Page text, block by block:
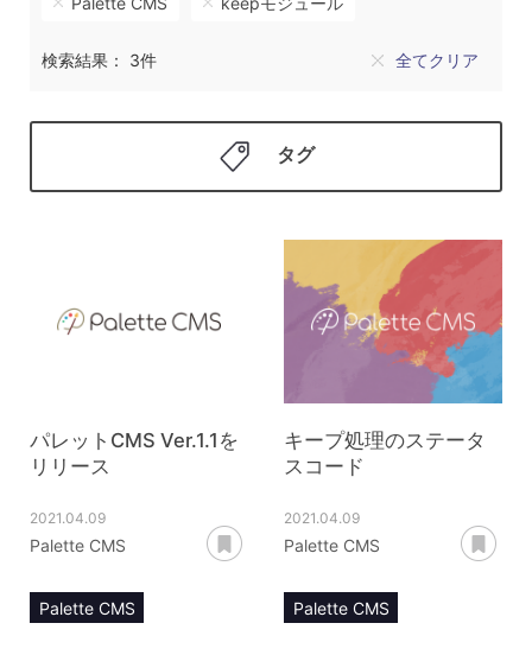
検索結果： 3件 全てクリア
タグ
パレットCMS Ver.1.1を
リリース
2021.04.09
Palette CMS
あとで読む
Palette CMS
キープ処理のステータ
スコード
2021.04.09
Palette CMS
Palette CMS